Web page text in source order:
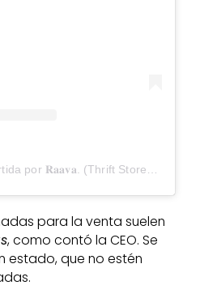
para la venta suelen
, como contó la CEO. Se
estado, que no estén